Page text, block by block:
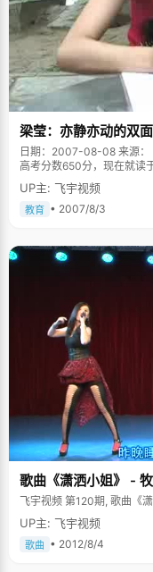
梁莹：亦静亦动的双
日期：2007-08-08 来源： 飞宇网 燕子 梁莹，2005年宁夏高考文科状元，
高考分数650分，现在就读于
大之后，梁莹开始蓄起了
子的形象不同，多了些女孩
气，终于走出来了，呵，高考，
生了，梁莹赶紧澄清说，
好静，能坐下来看书学习
慢慢干好就可以了，能笑到最后
的同事之间流传着这么一
北大校门的时候，所有人
说&lsquo;我不进去，我要
&rsquo;。当年梁莹13岁，
一个小女孩一时兴起的童
了梁莹的脑海里。 "北大，是个神圣的地方，也是个美好的梦"，有形的北大
可以模仿，但是无形的北
莹，做了这个梦好几年之后，梁
面 高考结束之后，班里同学邀约一起去泡吧，梁莹的表现让同学们目瞪口
呆，这个在大家眼里标准
不惊讶："看不出来，你还
亦静。" 梁莹喜欢看足球赛，爱好战争片，《兄弟连》看过四五遍，爱看历史
剧，平时说话温温柔柔，
样，主题鲜明，立场坚定。
程，梁莹选的是对反应能
有着一些男孩子般强势的
UP主: 飞宇视频
教育 • 2007/8/3
歌曲《潇洒小姐》 -
飞宇视频 第120期, 歌曲《
UP主: 飞宇视频
歌曲 • 2012/8/4